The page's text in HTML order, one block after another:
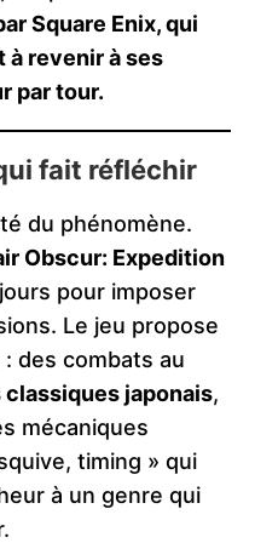
Square Enix, qui
revenir à ses
par tour.
fait réfléchir
du phénomène.
Obscur: Expedition
pour imposer
Le jeu propose
des combats au
japonais,
mécaniques
timing » qui
à un genre qui